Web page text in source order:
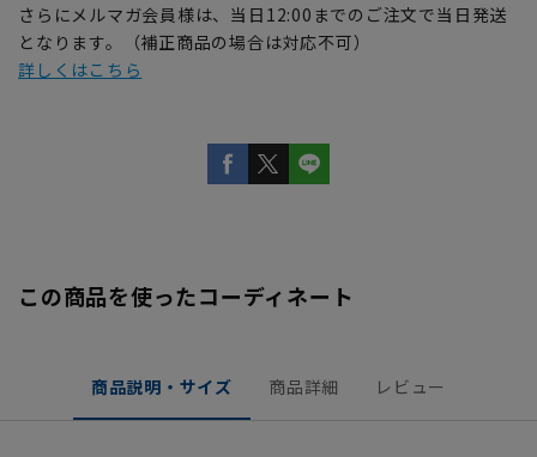
さらにメルマガ会員様は、当日12:00までのご注文で当日発送
となります。（補正商品の場合は対応不可）
詳しくはこちら
この商品を使ったコーディネート
商品説明・サイズ 商品詳細 レビュー